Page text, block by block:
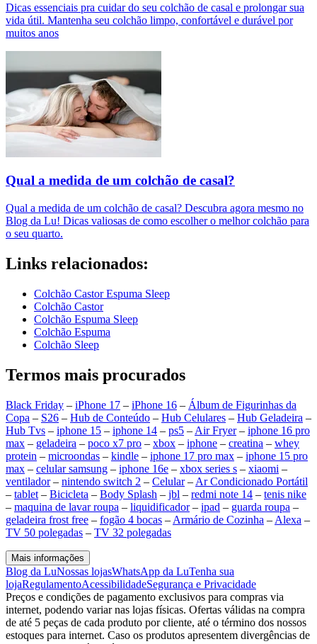
Dicas essenciais pra cuidar do seu colchão de casal e prolongar sua
vida útil. Mantenha seu colchão limpo, confortável e durável por
muitos anos
Qual a medida de um colchão de casal?
Qual a medida de um colchão de casal? Descubra agora mesmo no
Blog da Lu! Dicas valiosas de como escolher o melhor colchão para
o seu quarto.
Links relacionados:
Colchão Castor Espuma Sleep
Colchão Castor
Colchão Espuma Sleep
Colchão Espuma
Colchão Sleep
Termos mais procurados
Black Friday – iPhone 17 – iPhone 16 – Álbum de Figurinhas da
Copa – S26 – Hub de Conteúdo – Hub Celulares – Hub Geladeira –
Hub Tvs – iphone 15 – iphone 14 – ps5 – Air Fryer– iphone 16 pro
max – geladeira – poco x7 pro – xbox – iphone – creatina – whey
protein – microondas – kindle – iphone 17 pro max – iphone 15 pro
max – celular samsung – iphone 16e – xbox series s – xiaomi –
ventilador– nintendo switch 2 – Celular– Ar Condicionado Portátil
– tablet – Bicicleta – Body Splash – jbl – redmi note 14 – tenis nike
– maquina de lavar roupa – liquidificador– ipad – guarda roupa –
geladeira frost free – fogão 4 bocas – Armário de Cozinha – Alexa –
TV 50 polegadas – TV 32 polegadas
Mais informações
Blog da LuNossas lojasWhatsApp da LuTenha sua
lojaRegulamentoAcessibilidadeSegurança e Privacidade
Preços e condições de pagamento exclusivos para compras via
internet, podendo variar nas lojas físicas. Ofertas válidas na compra
de até 5 peças de cada produto por cliente, até o término dos nossos
estoques para internet. Caso os produtos apresentem divergências de